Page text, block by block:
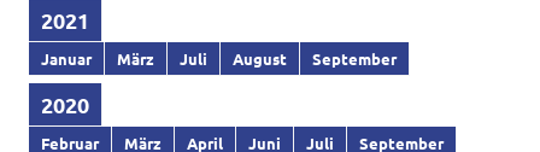
2021
Januar März Juli August September
2020
Februar März April Juni Juli
September